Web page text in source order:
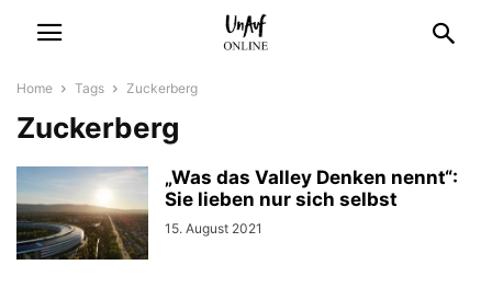
Home Tags Zuckerberg
Zuckerberg
„Was das Valley Denken nennt“:
Sie lieben nur sich selbst
15. August 2021